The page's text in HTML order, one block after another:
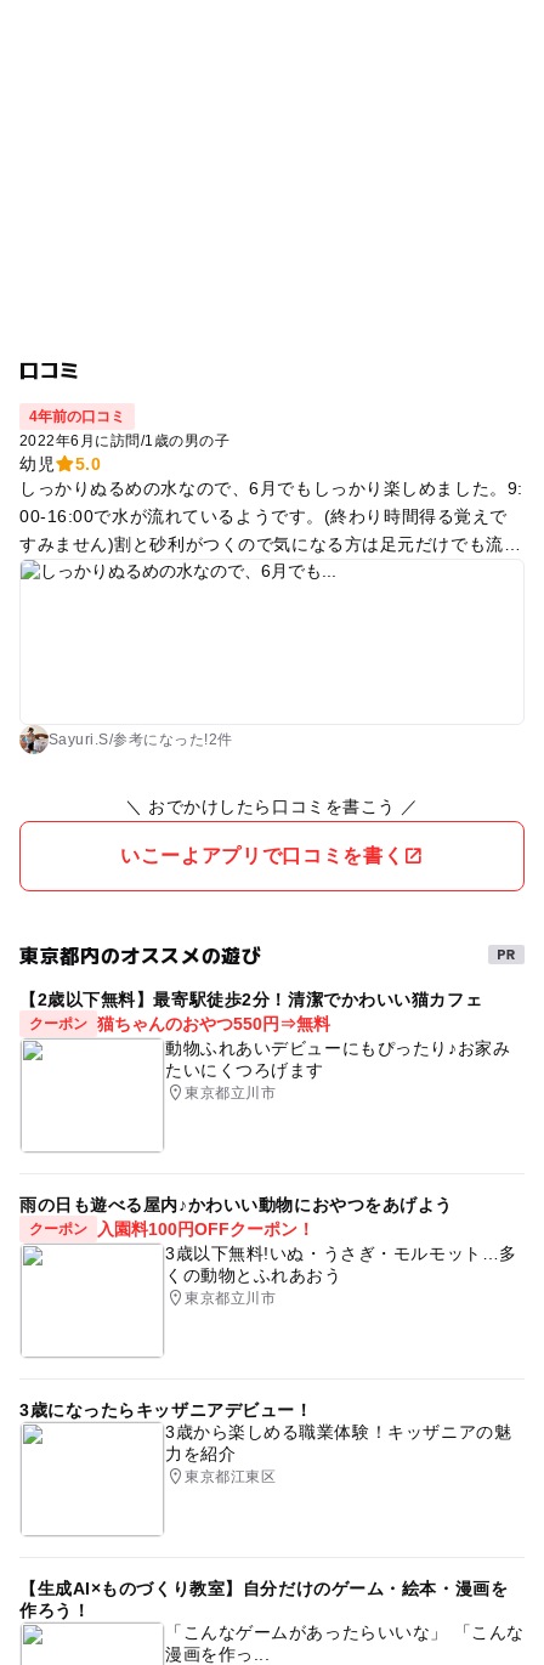
口コミ
4年前の口コミ
2022年6月に訪問/1歳の男の子
幼児
5.0
しっかりぬるめの水なので、6月でもしっかり楽しめました。9:
00-16:00で水が流れているようです。(終わり時間得る覚えで
すみません)割と砂利がつくので気になる方は足元だけでも流す
用の水を手持ちするのもありかと思います。小さな蛇口1つだ
Sayuri.S/参考に なった!2件
＼ おでかけしたら口コミを書こう ／
いこーよアプリで口コミを書く
東京都内のオススメの遊び
【2歳以下無料】最寄駅徒歩2分！清潔でかわいい猫カフェ
クーポン 猫ちゃんのおやつ550円⇒無料
動物ふれあいデビューにもぴったり♪お家み
たいにくつろげます
東京都立川市
雨の日も遊べる屋内♪かわいい動物におやつをあげよう
クーポン
入園料100円OFFクーポン！
3歳以下無料!いぬ・うさぎ・モルモット…多
くの動物とふれあおう
東京都立川市
3歳になったらキッザニアデビュー！
3歳から楽しめる職業体験！キッザニアの魅
力を紹介
東京都江東区
【生成AI×ものづくり教室】自分だけのゲーム・絵本・漫画を
作ろう！
「こんなゲームがあったらいいな」 「こんな
漫画を作っ...